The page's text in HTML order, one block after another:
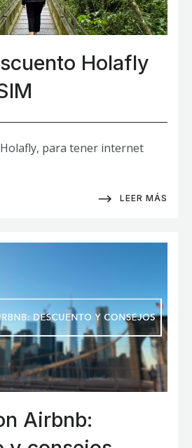
Holafly
para tener internet
LEER MÁS
Airbnb: